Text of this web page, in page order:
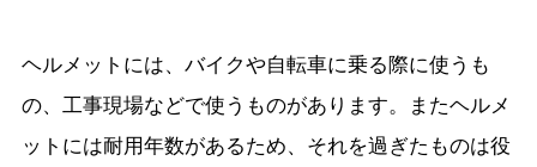
ヘルメットには、バイクや自転車に乗る際に使うも
の、工事現場などで使うものがあります。またヘルメ
ットには耐用年数があるため、それを過ぎたものは役